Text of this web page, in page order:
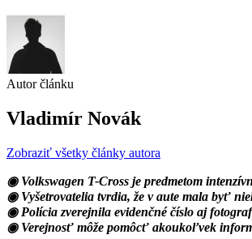
Autor článku
Vladimír Novák
Zobraziť všetky články autora
◉ Volkswagen T-Cross je predmetom
◉ Vyšetrovatelia tvrdia, že v aute mala byť
◉ Polícia zverejnila evidenčné číslo aj
◉ Verejnosť môže pomôcť akoukoľvek